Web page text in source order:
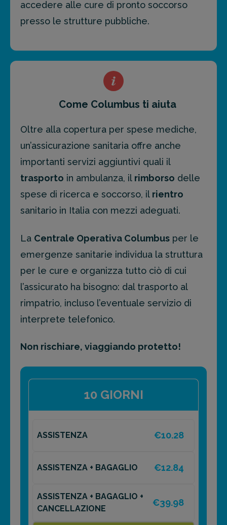
accedere alle cure di pronto soccorso
presso le strutture pubbliche.
Come Columbus ti aiuta
Oltre alla copertura per spese mediche,
un’assicurazione sanitaria offre anche
importanti servizi aggiuntivi quali il
trasporto in ambulanza, il rimborso delle
spese di ricerca e soccorso, il rientro
sanitario in Italia con mezzi adeguati.
La Centrale Operativa Columbus per le
emergenze sanitarie individua la struttura
per le cure e organizza tutto ciò di cui
l’assicurato ha bisogno: dal trasporto al
rimpatrio, incluso l’eventuale servizio di
interprete telefonico.
Non rischiare, viaggiando protetto!
10 GIORNI
ASSISTENZA €10.28
ASSISTENZA + BAGAGLIO €12.84
ASSISTENZA + BAGAGLIO +
CANCELLAZIONE
€39.98